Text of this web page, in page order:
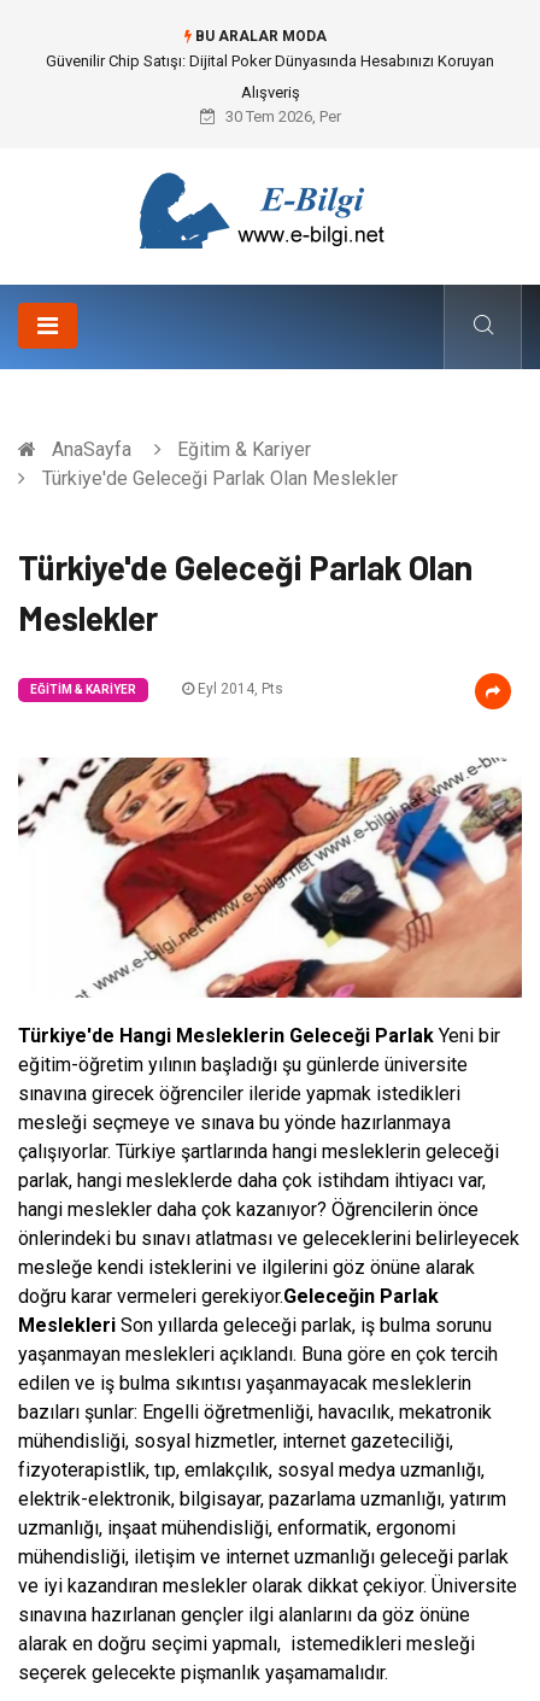
BU ARALAR MODA
Bahçe Çiti Kültürü ve Modern Peyzaj Mimarisindeki Hayati Rolü
30 Tem 2026, Per
AnaSayfa
Eğitim & Kariyer
Türkiye'de Geleceği Parlak Olan Meslekler
Türkiye'de Geleceği Parlak Olan
Meslekler
EĞITIM & KARIYER Eyl 2014, Pts
Türkiye'de Hangi Mesleklerin Geleceği Parlak Yeni bir
eğitim-öğretim yılının başladığı şu günlerde üniversite
sınavına girecek öğrenciler ileride yapmak istedikleri
mesleği seçmeye ve sınava bu yönde hazırlanmaya
çalışıyorlar. Türkiye şartlarında hangi mesleklerin geleceği
parlak, hangi mesleklerde daha çok istihdam ihtiyacı var,
hangi meslekler daha çok kazanıyor? Öğrencilerin önce
önlerindeki bu sınavı atlatması ve geleceklerini belirleyecek
mesleğe kendi isteklerini ve ilgilerini göz önüne alarak
doğru karar vermeleri gerekiyor.Geleceğin Parlak
Meslekleri Son yıllarda geleceği parlak, iş bulma sorunu
yaşanmayan meslekleri açıklandı. Buna göre en çok tercih
edilen ve iş bulma sıkıntısı yaşanmayacak mesleklerin
bazıları şunlar: Engelli öğretmenliği, havacılık, mekatronik
mühendisliği, sosyal hizmetler, internet gazeteciliği,
fizyoterapistlik, tıp, emlakçılık, sosyal medya uzmanlığı,
elektrik-elektronik, bilgisayar, pazarlama uzmanlığı, yatırım
uzmanlığı, inşaat mühendisliği, enformatik, ergonomi
mühendisliği, iletişim ve internet uzmanlığı geleceği parlak
ve iyi kazandıran meslekler olarak dikkat çekiyor. Üniversite
sınavına hazırlanan gençler ilgi alanlarını da göz önüne
alarak en doğru seçimi yapmalı, istemedikleri mesleği
seçerek gelecekte pişmanlık yaşamamalıdır.